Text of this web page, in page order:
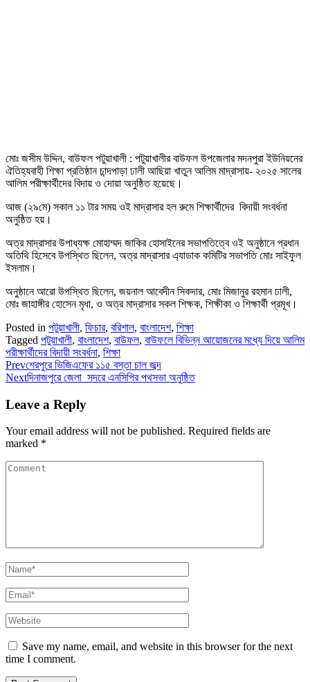
মোঃ জসীম উদ্দিন, বাউফল পটুয়াখালী : পটুয়াখালীর বাউফল উপজেলার মদনপুরা ইউনিয়নের
ঐতিহ্যবাহী শিক্ষা প্রতিষ্ঠান চান্দপাড়া ঢালী আছিয়া খাতুন আলিম মাদ্রাসায়- ২০২৫ সালের
আলিম পরীক্ষার্থীদের বিদায় ও দোয়া অনুষ্ঠিত হয়েছে।
আজ (২৯মে) সকাল ১১ টার সময় ওই মাদ্রাসার হল রুমে শিক্ষার্থীদের বিদায়ী সংবর্ধনা
অনুষ্ঠিত হয়।
অত্র মাদ্রাসার উপাধ্যক্ষ মোহাম্মদ জাকির হোসাইনের সভাপতিত্বে ওই অনুষ্ঠানে প্রধান
অতিথি হিসেবে উপস্থিত ছিলেন, অত্র মাদ্রাসার এ্যাডাক কমিটির সভাপতি মোঃ সাইফুল
ইসলাম।
অনুষ্ঠানে আরো উপস্থিত ছিলেন, জয়নাল আবেদীন সিকদার, মোঃ মিজানুর রহমান ঢালী,
মোঃ জাহাঙ্গীর হোসেন মৃধা, ও অত্র মাদ্রাসার সকল শিক্ষক, শিক্ষীকা ও শিক্ষার্থী প্রমূখ।
Posted in পটুয়াখালী, ফিচার, বরিশাল, বাংলাদেশ, শিক্ষা
Tagged পটুয়াখালী, বাংলাদেশ, বাউফল, বাউফলে বিভিন্ন আয়োজনের মধ্যে দিয়ে আলিম
পরীক্ষার্থীদের বিদায়ী সংবর্ধনা, শিক্ষা
Prevশেরপুরে ভিজিএফের ১১৫ বস্তা চাল জব্দ
Nextদিনাজপুরে জেলা সদরে এনসিপির পথসভা অনুষ্ঠিত
Leave a Reply
Your email address will not be published. Required fields are
marked *
Save my name, email, and website in this browser for the next
time I comment.